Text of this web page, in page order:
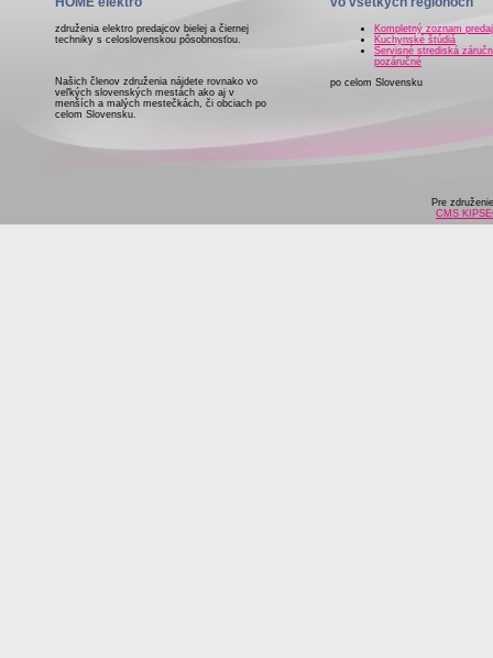
združenia elektro predajcov bielej a čiernej
techniky s celoslovenskou pôsobnosťou.
Našich členov združenia nájdete rovnako vo
veľkých slovenských mestách ako aj v
menších a malých mestečkách, či obciach po
celom Slovensku.
Kompletný zoznam
Kuchynské štúdiá
Servisné strediská
pozáručné
po celom Slovensku
Pre
CMS